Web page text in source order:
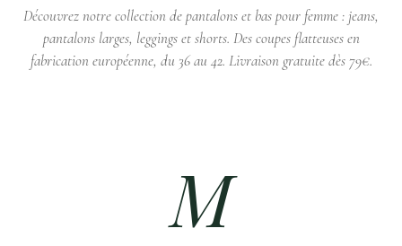
Découvrez notre collection de pantalons et bas pour femme : jeans,
pantalons larges, leggings et shorts. Des coupes flatteuses en
fabrication européenne, du 36 au 42. Livraison gratuite dès 79€.
M